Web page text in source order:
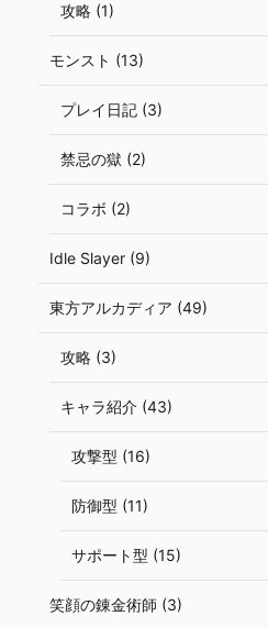
攻略 (1)
モンスト (13)
プレイ日記 (3)
禁忌の獄 (2)
コラボ (2)
Idle Slayer (9)
東方アルカディア (49)
攻略 (3)
キャラ紹介 (43)
攻撃型 (16)
防御型 (11)
サポート型 (15)
笑顔の錬金術師 (3)